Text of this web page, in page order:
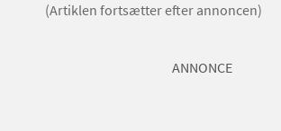
(Artiklen fortsætter efter annoncen)
ANNONCE